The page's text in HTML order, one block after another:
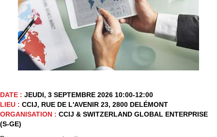
DATE : JEUDI, 3 SEPTEMBRE 2026 10:00-12:00
LIEU : CCIJ, RUE DE L'AVENIR 23, 2800 DELÉMONT
ORGANISATION : CCIJ & SWITZERLAND GLOBAL ENTERPRISE
(S-GE)